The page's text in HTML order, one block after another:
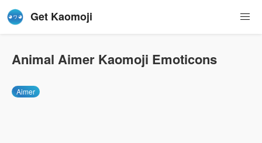
Get Kaomoji
Animal Aimer Kaomoji Emoticons
Aimer